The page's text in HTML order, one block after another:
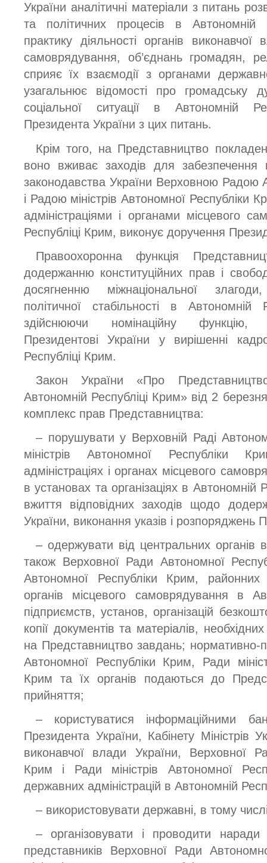
України аналітичні матеріали з питань
та політичних процесів в Автономній
практику діяльності органів
самоврядування, об’єднань громадян,
сприяє їх взаємодії з органами
узагальнює відомості про громадську
соціальної ситуації в Автономній
Президента України з цих питань.
Крім того, на Представництво
воно вживає заходів для забезпечення
законодавства України Верховною Радою
і Радою міністрів Автономної
адміністраціями і органами місцевого
Республіці Крим, виконує доручення
Правоохоронна функція
додержанню конституційних прав і
досягненню міжнаціональної
політичної стабільності в
здійснюючи номінаційну функцію,
Президентові України у вирішенні
Республіці Крим.
Закон України «Про
Автономній Республіці Крим» від 2
комплекс прав Представництва:
– порушувати у Верховній Раді
міністрів Автономної Республіки
адміністраціях і органах місцевого
в установах та організаціях в Автономній
вжиття відповідних заходів щодо
України, виконання указів і розпоряджень
– одержувати від центральних органів
також Верховної Ради Автономної
Автономної Республіки Крим, районних
органів місцевого самоврядування в
підприємств, установ, організацій
копії документів та матеріалів,
на Представництво завдань; нормативно-
Автономної Республіки Крим, Ради
Крим та їх органів подаються до
прийняття;
– користуватися інформаційними
Президента України, Кабінету Міністрів
виконавчої влади України, Верховної
Крим і Ради міністрів Автономної
державних адміністрацій в Автономній
– використовувати державні, в тому
– організовувати і проводити наради
представників Верховної Ради